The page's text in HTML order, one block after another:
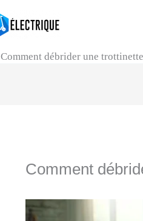
Comment débrider une
Comment